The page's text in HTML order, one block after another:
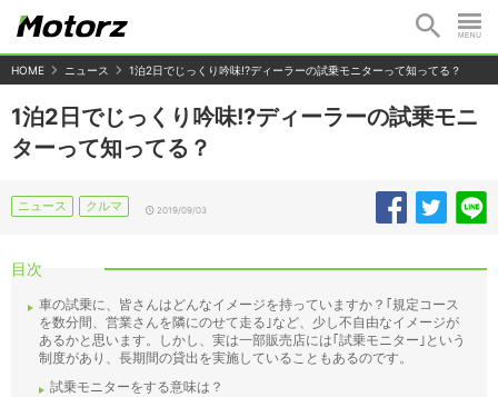
HOME ニュース 1泊2日でじっくり吟味!?ディーラーの試乗モニターって知ってる？
1泊2日でじっくり吟味!?ディーラーの試乗モニ
ターって知ってる？
ニュース クルマ 2019/09/03
目次
車の試乗に、皆さんはどんなイメージを持っていますか？｢規定コース
を数分間、営業さんを隣にのせて走る｣など、少し不自由なイメージが
あるかと思います。しかし、実は一部販売店には｢試乗モニター｣という
制度があり、長期間の貸出を実施していることもあるのです。
試乗モニターをする意味は？